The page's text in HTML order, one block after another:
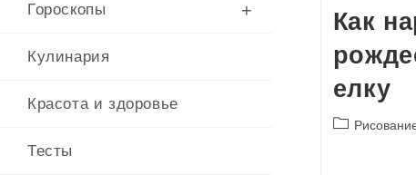
Гороскопы
Кулинария
Красота и здоровье
Тесты
Как
елку
Рубрика